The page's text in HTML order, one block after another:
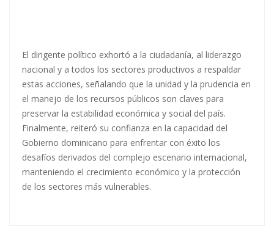
El dirigente político exhortó a la ciudadanía, al liderazgo
nacional y a todos los sectores productivos a respaldar
estas acciones, señalando que la unidad y la prudencia en
el manejo de los recursos públicos son claves para
preservar la estabilidad económica y social del país.
Finalmente, reiteró su confianza en la capacidad del
Gobierno dominicano para enfrentar con éxito los
desafíos derivados del complejo escenario internacional,
manteniendo el crecimiento económico y la protección
de los sectores más vulnerables.